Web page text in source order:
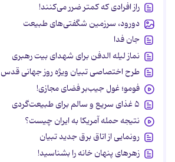
راز افرادی که کمتر ضرر می‌کنند!
دورود، سرزمین شگفتی‌های طبیعت
جان فدا
نماز لیله الدفن برای شهدای بیت رهبری
طرح اختصاصی تبیان ویژه روز جهانی قدس
فومو؛ غول جیب‌بر فضای مجازی!
۵ غذای سریع و سالم برای طبیعت‌گردی
نتیجه حمله آمریکا به ایران چیست؟
رونمایی از اتاق برق جدید تبیان
زهرهای پنهان خانه را بشناسید!